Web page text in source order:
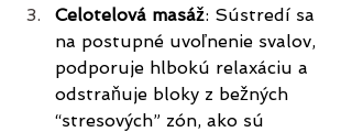
Celotelová masáž: Sústredí sa
na postupné uvoľnenie svalov,
podporuje hlbokú relaxáciu a
odstraňuje bloky z bežných
“stresových” zón, ako sú